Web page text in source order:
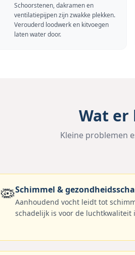
Schoorstenen, dakramen en
ventilatiepijpen zijn zwakke plekken.
Verouderd loodwerk en kitvoegen
laten water door.
Wat er
Kleine problemen
🦠Schimmel &
Aanhoudend vocht leidt tot
schadelijk is voor de luchtkwaliteit